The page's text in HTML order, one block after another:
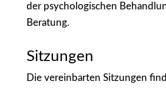
der psychologischen
Beratung.
Sitzungen
Die vereinbarten Sitzungen